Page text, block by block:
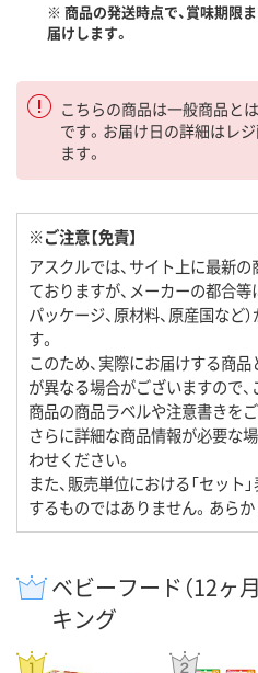
※ 商品の発送時点で、賞味期限
届けします。
こちらの商品は一般商品と
です。お届け日の詳細はレ
ます。
※ご注意【免責】
アスクルでは、サイト上に最新
ておりますが、メーカーの都合等
パッケージ、原材料、原産国など
す。
このため、実際にお届けする商
が異なる場合がございますので
商品の商品ラベルや注意書きをご
さらに詳細な商品情報が必要な
わせください。
また、販売単位における「セット
するものではありません。あらか
ベビーフード（12ヶ
キング